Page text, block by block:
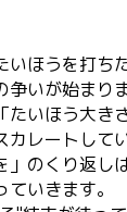
いほうを打ち
いが始まり
たいほう大き
カレートして
」のくり返し
いきます。